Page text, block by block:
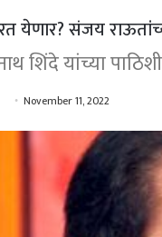
येणार? संजय
शिंदे यांच्या
November 11, 2022